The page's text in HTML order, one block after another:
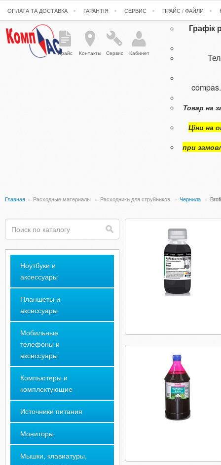
ОПЛАТА ТА ДОСТАВКА ГАРАНТІЯ СЕРВИС ПРАЙС / ФАЙЛИ
Прайс Контакты Сервис Кабинет
Графік
Товар на
Ціни на
при
Главная » Расходные материалы » Расходники для струйников » Чернила »
Ноутбуки и
аксессуары
Планшеты и
аксессуары
Мобильные
телефоны и
аксессуары
Компьютеры и
комплектующие
Источники питания
Мониторы
Мышки, клавиатуры,